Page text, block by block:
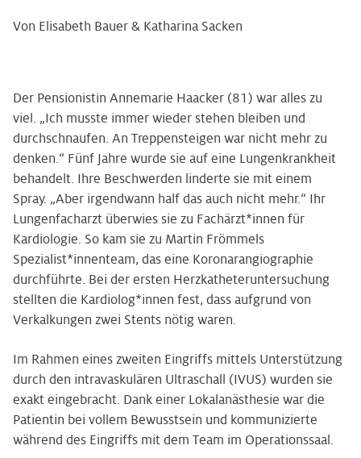
Von Elisabeth Bauer & Katharina Sacken
Der Pensionistin Annemarie Haacker (81) war alles zu
viel. „Ich musste immer wieder stehen bleiben und
durchschnaufen. An Treppensteigen war nicht mehr zu
denken.“ Fünf Jahre wurde sie auf eine Lungenkrankheit
behandelt. Ihre Beschwerden linderte sie mit einem
Spray. „Aber irgendwann half das auch nicht mehr.“ Ihr
Lungenfacharzt überwies sie zu Fachärzt*innen für
Kardiologie. So kam sie zu Martin Frömmels
Spezialist*innenteam, das eine Koronarangiographie
durchführte. Bei der ersten Herzkatheteruntersuchung
stellten die Kardiolog*innen fest, dass aufgrund von
Verkalkungen zwei Stents nötig waren.
Im Rahmen eines zweiten Eingriffs mittels Unterstützung
durch den intravaskulären Ultraschall (IVUS) wurden sie
exakt eingebracht. Dank einer Lokalanästhesie war die
Patientin bei vollem Bewusstsein und kommunizierte
während des Eingriffs mit dem Team im Operationssaal.